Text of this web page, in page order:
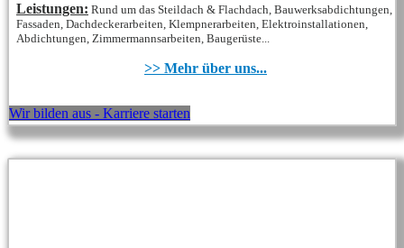
Leistungen: Rund um das Steildach & Flachdach, Bauwerksabdichtungen,
Fassaden, Dachdeckerarbeiten, Klempnerarbeiten, Elektroinstallationen,
Abdichtungen, Zimmermannsarbeiten, Baugerüste...
>> Mehr über uns...
Wir bilden aus - Karriere starten